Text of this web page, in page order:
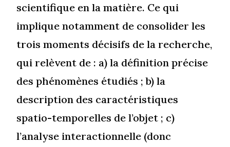
scientifique en la matière. Ce qui
implique notamment de consolider les
trois moments décisifs de la recherche,
qui relèvent de : a) la définition précise
des phénomènes étudiés ; b) la
description des caractéristiques
spatio-temporelles de l’objet ; c)
l’analyse interactionnelle (donc